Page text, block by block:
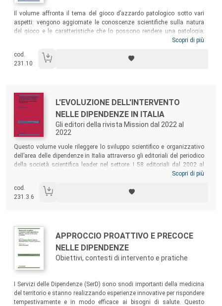
Sommario:
Il volume affronta il tema del gioco d’azzardo patologico sotto vari
aspetti: vengono aggiornate le conoscenze scientifiche sulla natura
del gioco e le caratteristiche che lo possono rendere una patologia;
vengono proposti modelli di intervento di sensibilizzazione,
di azione; vengono descritte esperienze e riflessioni di presa in carico e
cura delle persone malate di GAP curate da noti professionisti italiani e
Scopri di più
cod.
231.10
Autori:
Titolo:
L'EVOLUZIONE DELL'INTERVENTO
NELLE DIPENDENZE IN ITALIA
Gli editori della rivista Mission dal 2022 al
2022
Sommario:
Questo volume vuole rileggere lo sviluppo scientifico e organizzativo
dell’area delle dipendenze in Italia attraverso gli editoriali del periodico
della società scientifica leader nel settore. I 58 editoriali dal 2002 al
Mission, Italian Quarterly Journal of Addictionsono
contesto, come quello delle dipendenze, che ancor oggi fatica a
liberarsi dallo stigma e dalle visioni ideologiche che lo hanno
Scopri di più
cod.
231.3.6
Autori:
Titolo:
APPROCCIO PROATTIVO E PRECOCE
NELLE DIPENDENZE
Obiettivi, contesti di intervento e pratiche
Sommario:
I Servizi delle Dipendenze (SerD) sono snodi importanti della medicina
del territorio e stanno realizzando esperienze innovative per rispondere
tempestivamente e in modo efficace ai bisogni di salute. Questo